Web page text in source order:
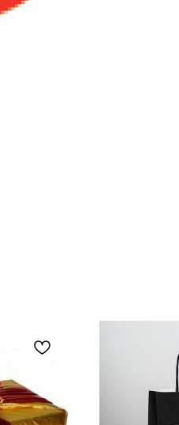
и других вещей.